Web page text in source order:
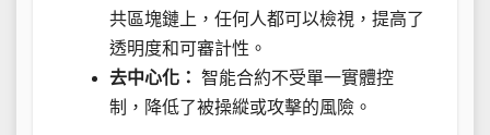
共區塊鏈上，任何人都可以檢視，提高了
透明度和可審計性。
去中心化： 智能合約不受單一實體控
制，降低了被操縱或攻擊的風險。